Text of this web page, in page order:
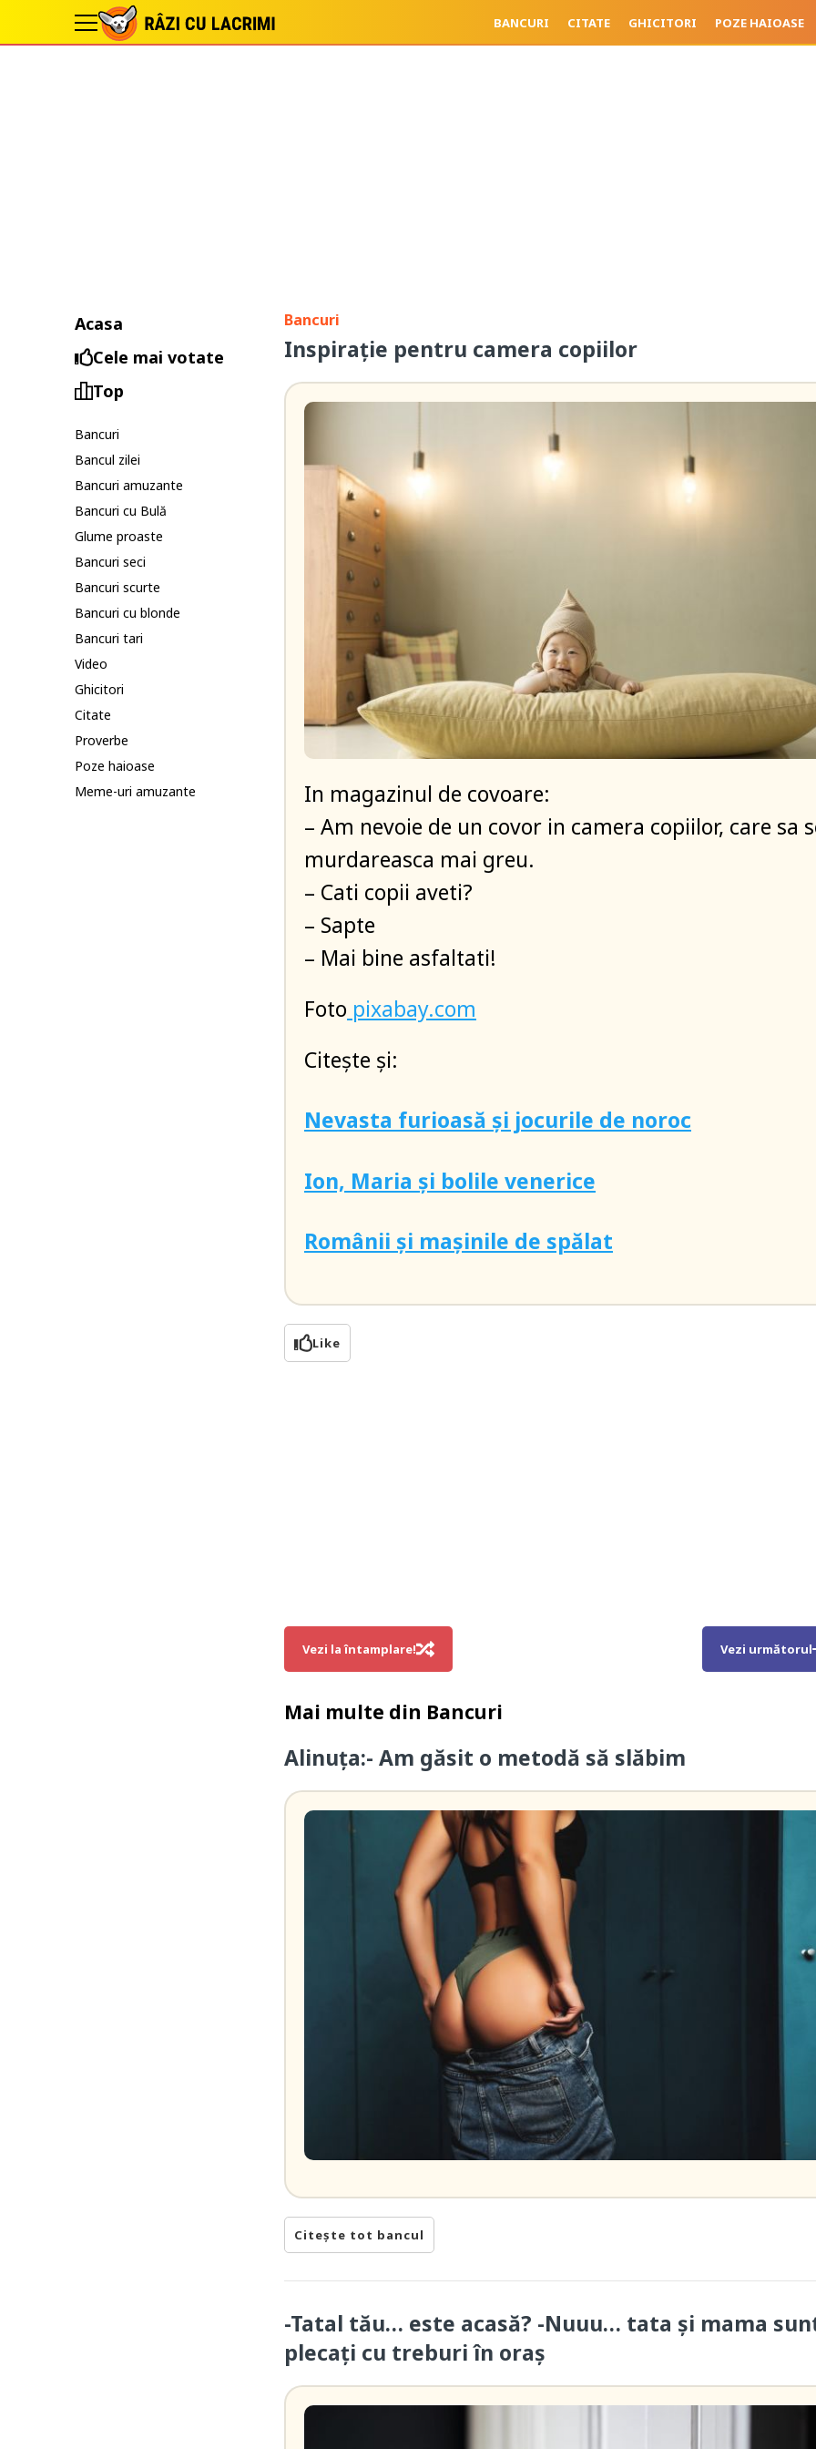
BANCURI CITATE GHICITORI POZE HAIOASE
Acasa
Cele mai votate
Top
Bancuri
Bancul zilei
Bancuri amuzante
Bancuri cu Bulă
Glume proaste
Bancuri seci
Bancuri scurte
Bancuri cu blonde
Bancuri tari
Video
Ghicitori
Citate
Proverbe
Poze haioase
Meme-uri amuzante
Bancuri
Inspirație pentru camera copiilor
In magazinul de covoare:
– Am nevoie de un covor in camera copiilor, care sa
murdareasca mai greu.
– Cati copii aveti?
– Sapte
– Mai bine asfaltati!
Foto pixabay.com
Citește și:
Nevasta furioasă și jocurile de noroc
Ion, Maria și bolile venerice
Românii și mașinile de spălat
Like
Vezi la întamplare! Vezi următorul
Mai multe din Bancuri
Alinuța:- Am găsit o metodă să slăbim
Citește tot bancul
-Tatal tău… este acasă? -Nuuu… tata și mama
plecați cu treburi în oraș